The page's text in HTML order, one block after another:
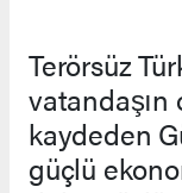
Terörsüz
kaydeden
güçlü